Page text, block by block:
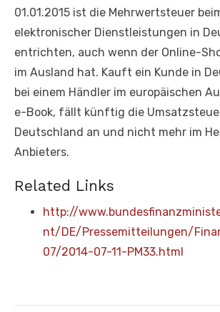
01.01.2015 ist die Mehrwertsteuer
elektronischer Dienstleistungen in
entrichten, auch wenn der Online-
im Ausland hat. Kauft ein Kunde in
bei einem Händler im europäischen
e-Book, fällt künftig die
Deutschland an und nicht mehr im
Anbieters.
Related Links
http://
nt/DE/Pressemitteilungen/
07/2014-07-11-PM33.html